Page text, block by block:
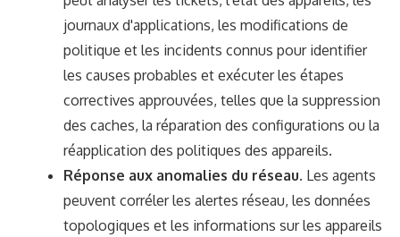
journaux d'applications, les modifications de
politique et les incidents connus pour identifier
les causes probables et exécuter les étapes
correctives approuvées, telles que la suppression
des caches, la réparation des configurations ou la
réapplication des politiques des appareils.
Réponse aux anomalies du réseau. Les agents
peuvent corréler les alertes réseau, les données
topologiques et les informations sur les appareils